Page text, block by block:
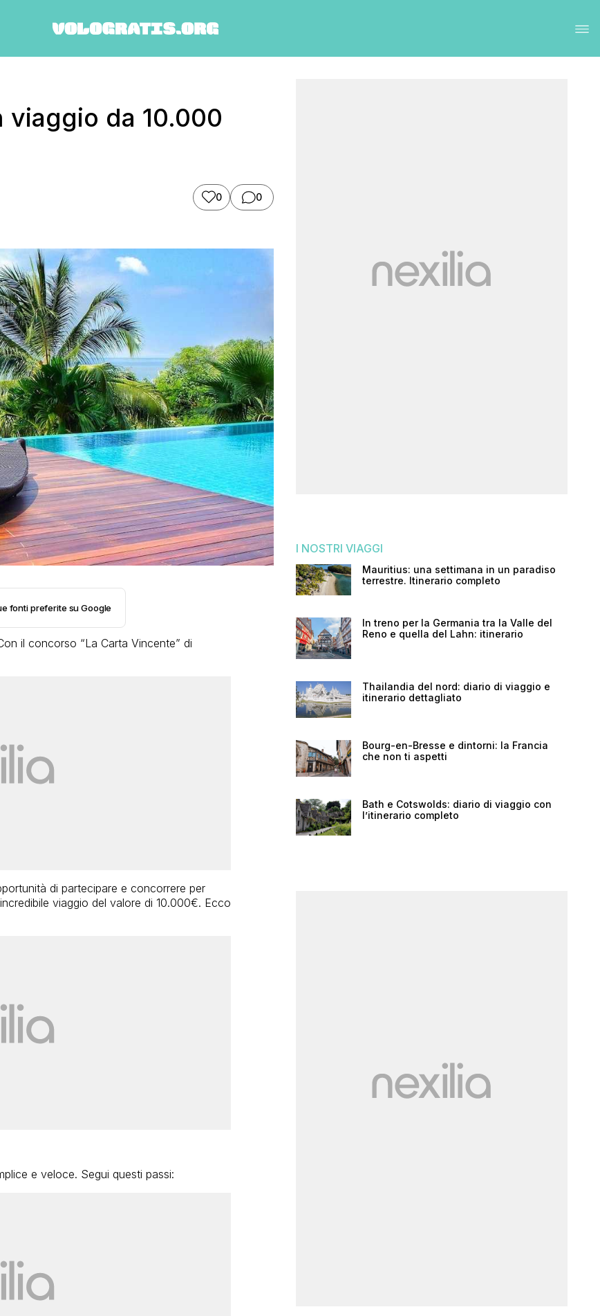
da 10.000
0 0
fonti preferite su Google
il concorso “La Carta Vincente” di
di partecipare e concorrere per
viaggio del valore di 10.000€. Ecco
e veloce. Segui questi passi:
I NOSTRI VIAGGI
Mauritius: una settimana in un paradiso
terrestre. Itinerario completo
In treno per la Germania tra la Valle del
Reno e quella del Lahn: itinerario
Thailandia del nord: diario di viaggio e
itinerario dettagliato
Bourg-en-Bresse e dintorni: la Francia
che non ti aspetti
Bath e Cotswolds: diario di viaggio con
l’itinerario completo